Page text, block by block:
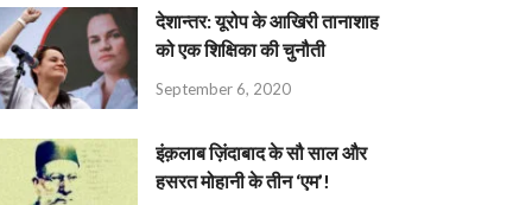
देशान्‍तर: यूरोप के आखिरी तानाशाह
को एक शिक्षिका की चुनौती
September 6, 2020
इंक़लाब ज़िंदाबाद के सौ साल और
हसरत मोहानी के तीन ‘एम’!